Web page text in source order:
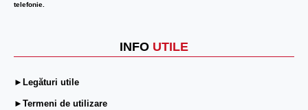
telefonie.
INFO UTILE
►Legături utile
►Termeni de utilizare